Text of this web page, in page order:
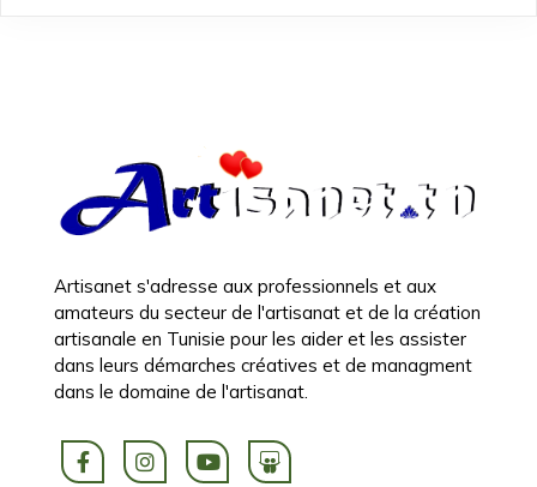
Artisanet s'adresse aux professionnels et aux
amateurs du secteur de l'artisanat et de la création
artisanale en Tunisie pour les aider et les assister
dans leurs démarches créatives et de managment
dans le domaine de l'artisanat.